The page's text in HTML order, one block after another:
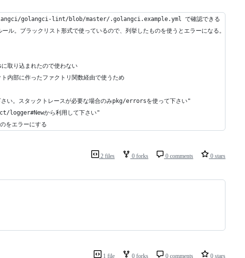
golangci-lint/blob/master/.golangci.example.yml で確認できる
。ブラックリスト形式で使っているので、列挙したものを使うとエラーになる。
り込まれたので使わない
部に作ったファクトリ関数経由で使うため
。スタックトレースが必要な場合のみpkg/errorsを使って下さい"
logger#Newから利用して下さい"
をエラーにする
2 files 0 forks 0 comments 0 stars
1 file 0 forks 0 comments 0 stars